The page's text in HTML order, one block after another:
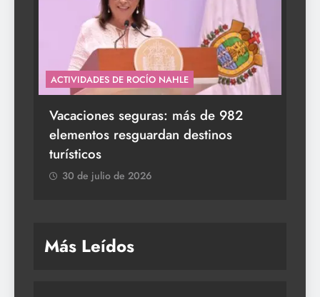
ACTIVIDADES DE ROCÍO NAHLE
Vacaciones seguras: más de 982
elementos resguardan destinos
turísticos
30 de julio de 2026
Más Leídos